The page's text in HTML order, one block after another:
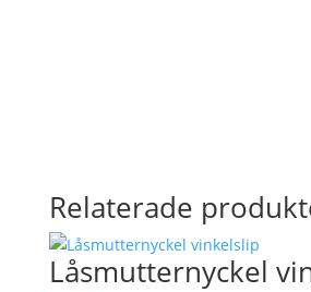
Relaterade
Låsmutternyckel